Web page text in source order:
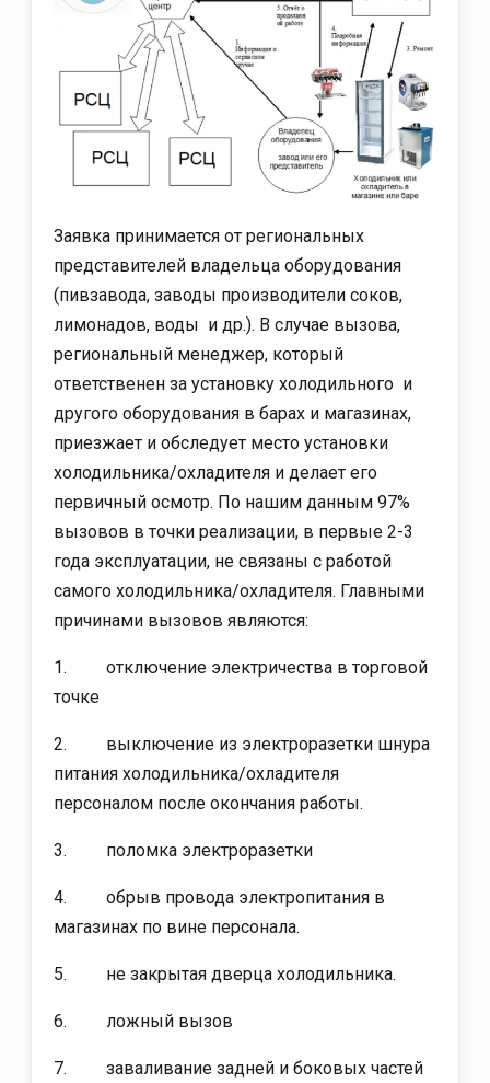
Заявка принимается от региональных
представителей владельца оборудования
(пивзавода, заводы производители соков,
лимонадов, воды и др.). В случае вызова,
региональный менеджер, который
ответственен за установку холодильного и
другого оборудования в барах и магазинах,
приезжает и обследует место установки
холодильника/охладителя и делает его
первичный осмотр. По нашим данным 97%
вызовов в точки реализации, в первые 2-3
года эксплуатации, не связаны с работой
самого холодильника/охладителя. Главными
причинами вызовов являются:
1. отключение электричества в торговой
точке
2. выключение из электроразетки шнура
питания холодильника/охладителя
персоналом после окончания работы.
3. поломка электроразетки
4. обрыв провода электропитания в
магазинах по вине персонала.
5. не закрытая дверца холодильника.
6. ложный вызов
7. заваливание задней и боковых частей